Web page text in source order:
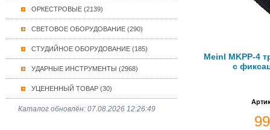
ОРКЕСТРОВЫЕ (2139)
СВЕТОВОЕ ОБОРУДОВАНИЕ (290)
СТУДИЙНОЕ ОБОРУДОВАНИЕ (185)
УДАРНЫЕ ИНСТРУМЕНТЫ (2968)
УЦЕНЕННЫЙ ТОВАР (30)
Каталог обновлён: 07.08.2026 12:26:49
Meinl MKPP-4
с